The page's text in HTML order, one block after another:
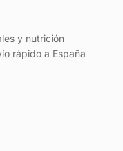
y nutrición
rápido a España